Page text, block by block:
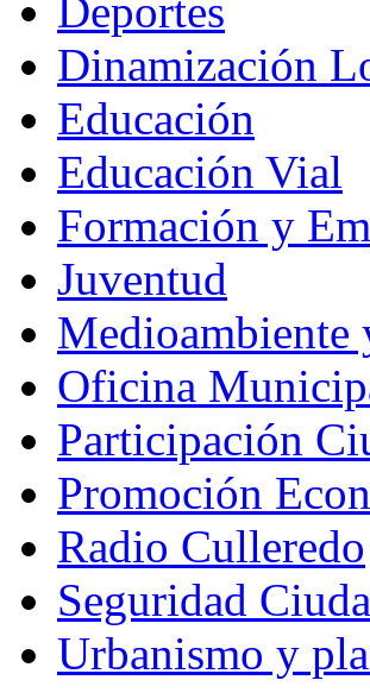
Deportes
Dinamización
Educación
Educación Vial
Formación y
Juventud
Medioambiente
Oficina
Participación
Promoción
Radio Culleredo
Seguridad
Urbanismo y